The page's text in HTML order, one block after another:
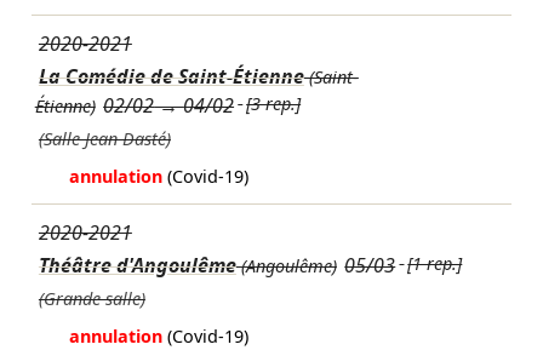
2020-2021
La Comédie de Saint-Étienne(Saint-
Étienne) 02/02→04/02 [3 rep.]
(Salle Jean Dasté)
annulation (Covid-19)
2020-2021
Théâtre d'Angoulême(Angoulême) 05/03 [1 rep.]
(Grande salle)
annulation (Covid-19)